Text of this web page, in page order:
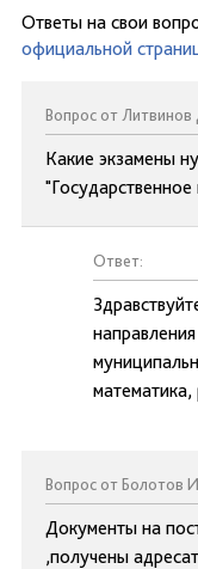
Ответы на свои
официальной
Вопрос от
Какие экзамены
Ответ:
математика,
Вопрос от Болотов
Документы на
,получены